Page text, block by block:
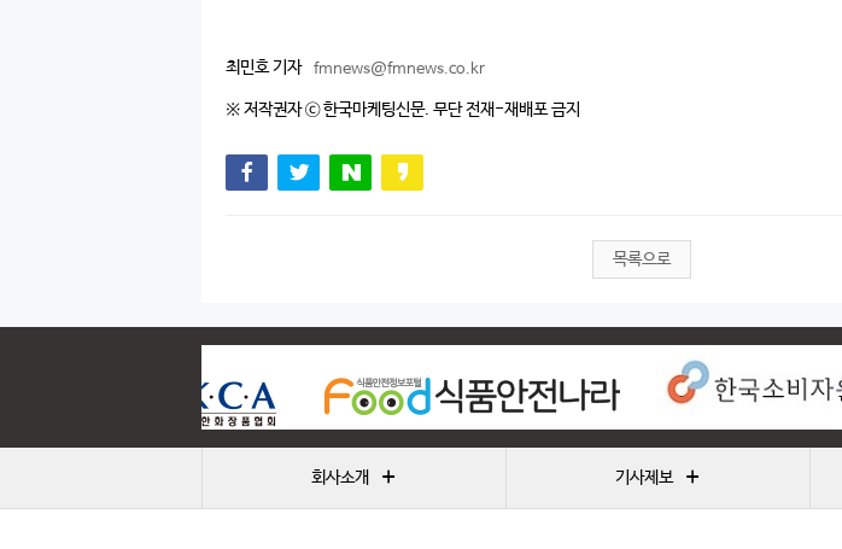
최민호 기자 fmnews@fmnews.co.kr
※ 저작권자 ⓒ 한국마케팅신문. 무단 전재-재배포 금지
목록으로
회사소개 + 기사제보 +